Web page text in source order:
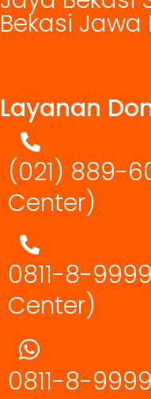
Bekasi Jawa
Layanan
(021) 889-
Center)
0811-8-
Center)
0811-8-